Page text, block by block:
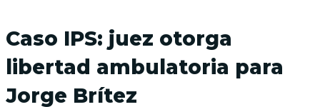
Caso IPS: juez otorga
libertad ambulatoria para
Jorge Brítez